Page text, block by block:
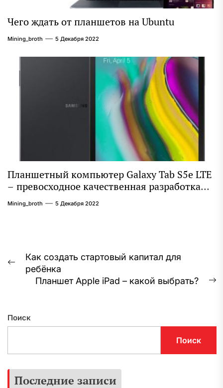
Чего ждать от планшетов на Ubuntu
Mining_broth 5 Декабря 2022
Планшетный компьютер Galaxy Tab S5e LTE
– превосходное качественная разработка
компании Samsung
Mining_broth 5 Декабря 2022
Навигация
записям
Предыдущая
запись:
Как создать стартовый капитал для
ребёнка
Планшет Apple iPad – какой выбрать?
Поиск
Поиск
Последние записи